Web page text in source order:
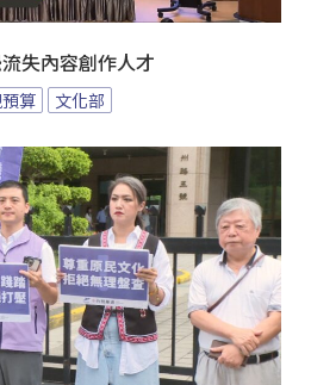
失內容創作人才
算 文化部